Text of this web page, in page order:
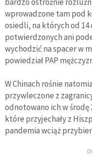
wprowadzone tam pod
osiedli, na których od 14
potwierdzonych ani
wychodzić na spacer w
powiedział PAP
W Chinach rośnie
przywleczone z
odnotowano ich w środę
które przyjechały z
pandemia wciąż